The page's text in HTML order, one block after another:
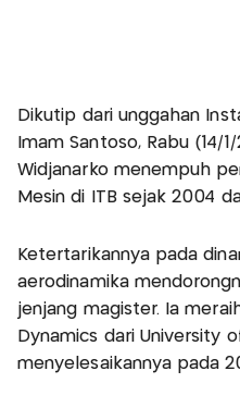
Dikutip dari unggahan
Imam Santoso, Rabu (14/
Widjanarko menempuh
Mesin di ITB sejak 2004
Ketertarikannya pada
aerodinamika
jenjang magister. Ia
Dynamics dari University
menyelesaikannya pada